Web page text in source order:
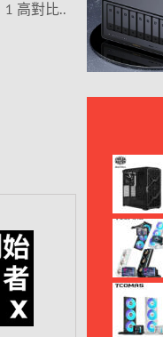
1 高對比..